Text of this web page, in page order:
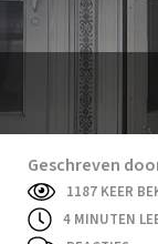
Geschreven
1187 KEER
4 MINUTEN